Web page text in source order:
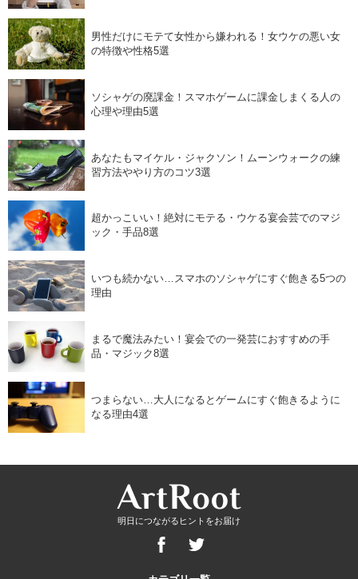
男性だけにモテて女性から嫌われる！女ウケの悪い女
の特徴や性格5選
ソシャゲの廃課金！スマホゲームに課金しまくる人の
心理や理由5選
あなたもマイケル・ジャクソン！ムーンウォークの練
習方法ややり方のコツ3選
超かっこいい！絶対にモテる・ウケる宴会芸でのマジ
ック・手品8選
いつも続かない…スマホのソシャゲにすぐ飽きる5つの
理由
まるで魔法みたい！宴会での一発芸におすすめの手
品・マジック8選
つまらない…大人になるとゲームにすぐ飽きるように
なる理由4選
明日につながるヒントをお届け